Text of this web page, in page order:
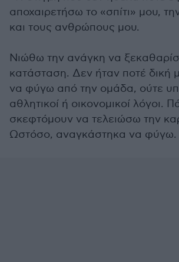
αποχαιρετήσω το «σπίτι» μου,
και τους ανθρώπους μου.
Νιώθω την ανάγκη να
κατάσταση. Δεν ήταν ποτέ δική
να φύγω από την ομάδα, ούτε
αθλητικοί ή οικονομικοί λόγοι.
σκεφτόμουν να τελειώσω την
Ωστόσο, αναγκάστηκα να φύγω.